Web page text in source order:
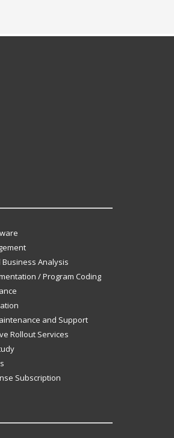
Analysis
/ Program Coding
and Support
Rollout Services
Subscription